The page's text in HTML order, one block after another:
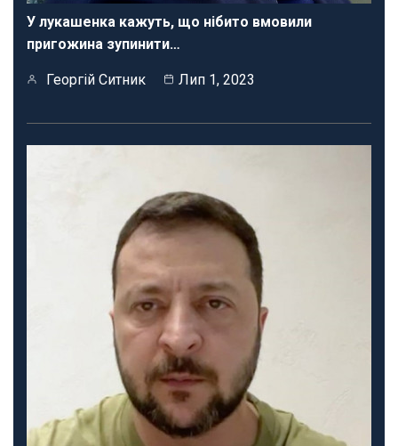
У лукашенка кажуть, що нібито вмовили
пригожина зупинити…
Георгій Ситник Лип 1, 2023